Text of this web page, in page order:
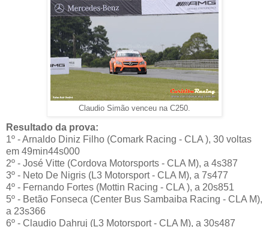
Claudio Simão venceu na C250.
Resultado da prova:
1º - Arnaldo Diniz Filho (Comark Racing - CLA ), 30 voltas
em 49min44s000
2º - José Vitte (Cordova Motorsports - CLA M), a 4s387
3º - Neto De Nigris (L3 Motorsport - CLA M), a 7s477
4º - Fernando Fortes (Mottin Racing - CLA ), a 20s851
5º - Betão Fonseca (Center Bus Sambaiba Racing - CLA M),
a 23s366
6º - Claudio Dahruj (L3 Motorsport - CLA M), a 30s487